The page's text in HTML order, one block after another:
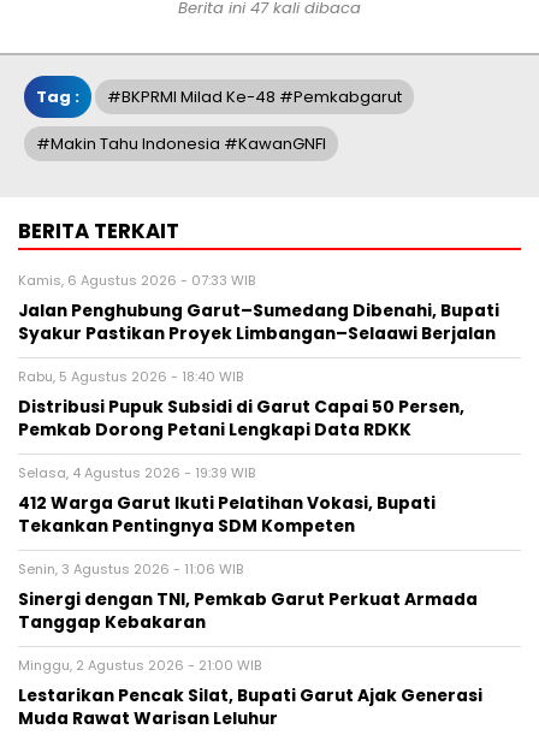
Berita ini 47 kali dibaca
Tag : #BKPRMI Milad Ke-48 #Pemkabgarut
#Makin Tahu Indonesia #KawanGNFI
BERITA TERKAIT
Kamis, 6 Agustus 2026 - 07:33 WIB
Jalan Penghubung Garut–Sumedang Dibenahi, Bupati
Syakur Pastikan Proyek Limbangan–Selaawi Berjalan
Rabu, 5 Agustus 2026 - 18:40 WIB
Distribusi Pupuk Subsidi di Garut Capai 50 Persen,
Pemkab Dorong Petani Lengkapi Data RDKK
Selasa, 4 Agustus 2026 - 19:39 WIB
412 Warga Garut Ikuti Pelatihan Vokasi, Bupati
Tekankan Pentingnya SDM Kompeten
Senin, 3 Agustus 2026 - 11:06 WIB
Sinergi dengan TNI, Pemkab Garut Perkuat Armada
Tanggap Kebakaran
Minggu, 2 Agustus 2026 - 21:00 WIB
Lestarikan Pencak Silat, Bupati Garut Ajak Generasi
Muda Rawat Warisan Leluhur